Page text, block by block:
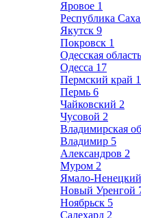
Яровое 1
Республика
Якутск 9
Покровск 1
Одесская область
Одесса 17
Пермский край
Пермь 6
Чайковский 2
Чусовой 2
Владимирская
Владимир 5
Александров 2
Муром 2
Ямало-
Новый Уренгой
Ноябрьск 5
Салехард 2